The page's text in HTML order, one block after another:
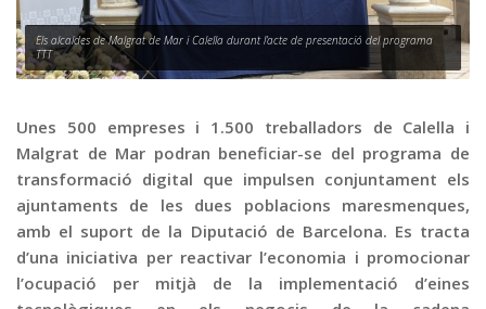
Publicitat
Contacte
Els alcaldes de Malgrat de Mar i Calella durant l’acte de presentació del programa
TTT
Unes 500 empreses i 1.500 treballadors de Calella i
Malgrat de Mar podran beneficiar-se del programa de
transformació digital que impulsen conjuntament els
ajuntaments de les dues poblacions maresmenques,
amb el suport de la Diputació de Barcelona. Es tracta
d’una iniciativa per reactivar l’economia i promocionar
l’ocupació per mitjà de la implementació d’eines